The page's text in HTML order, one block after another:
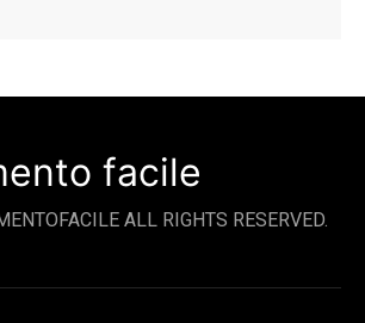
facile
ALL RIGHTS RESERVED.